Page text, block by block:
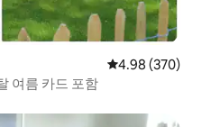
평점 4.98점(5
4.98 (370)
여름 카드 포함